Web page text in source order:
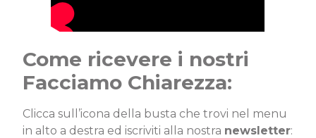
Come ricevere i nostri
Facciamo Chiarezza:
Clicca sull’icona della busta che trovi nel menu
in alto a destra ed iscriviti alla nostra newsletter: